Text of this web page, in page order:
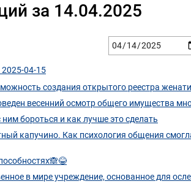
за 14.04.2025
2025-04-15
создания открытого реестра
весенний осмотр общего имущества
бороться и как лучше это сделать
капучино. Как психология общения
в мире учреждение, основанное для